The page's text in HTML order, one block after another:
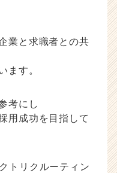
業と求職者との共
ます。
考にし
用成功を目指して
トリクルーティン